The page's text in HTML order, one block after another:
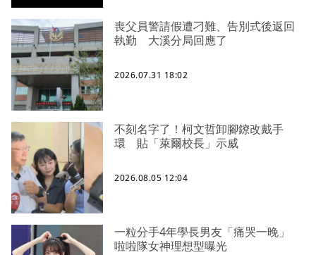
喪父員警請假遭刁難、告別式後返回
執勤 大溪分局回應了
2026.07.31 18:02
不刻名字了！柯文哲卸腳鐐改戴手
環 貼「萊爾校長」示威
2026.08.05 12:04
一粒分手4年學長男友「痛哭一晚」
啦啦隊女神理想型曝光